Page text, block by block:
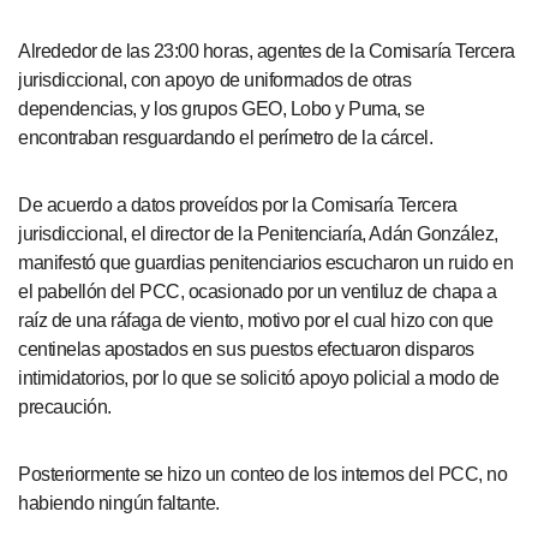
Alrededor de las 23:00 horas, agentes de la Comisaría Tercera
jurisdiccional, con apoyo de uniformados de otras
dependencias, y los grupos GEO, Lobo y Puma, se
encontraban resguardando el perímetro de la cárcel.
De acuerdo a datos proveídos por la Comisaría Tercera
jurisdiccional, el director de la Penitenciaría, Adán González,
manifestó que guardias penitenciarios escucharon un ruido en
el pabellón del PCC, ocasionado por un ventiluz de chapa a
raíz de una ráfaga de viento, motivo por el cual hizo con que
centinelas apostados en sus puestos efectuaron disparos
intimidatorios, por lo que se solicitó apoyo policial a modo de
precaución.
Posteriormente se hizo un conteo de los internos del PCC, no
habiendo ningún faltante.